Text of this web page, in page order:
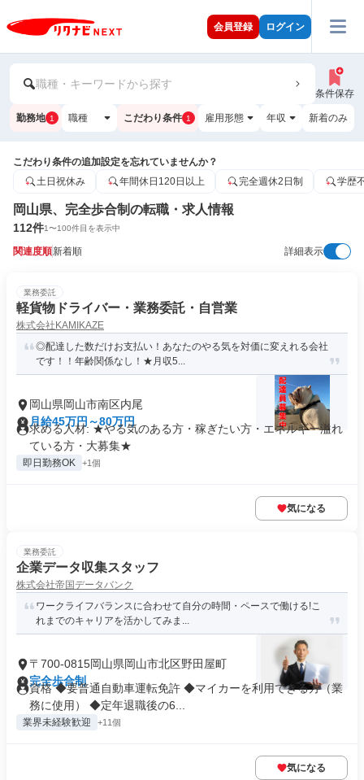
会員登録 ログイン
職種・キーワードから探す
条件保存
勤務地 1 職種 こだわり条件 1 雇用形態 年収 新着のみ
こだわり条件の追加設定を忘れていませんか？
土日祝休み
年間休日120日以上 完全週休2日制 学歴
岡山県、完全歩合制の転職・求人情報
112件1〜100件目を表示中
関連度順新着順 詳細表示
業務委託
軽貨物ドライバー・業務委託・自営業
株式会社KAMIKAZE
◎配達した数だけお支払い！あなたのやる気を対価に変えれる会社
です！！年齢関係なし！★月収5...
岡山県岡山市南区内尾
月給45万円～80万円
求める人材: ★やる気のある方・稼ぎたい方・エネルギー溢れ
ている方・大募集★
即日勤務OK +1個
気になる
業務委託
企業データ収集スタッフ
株式会社帝国データバンク
ワークライフバランスに合わせて自分の時間・ペースで働ける!こ
れまでのキャリアを活かしてみま...
〒700-0815岡山県岡山市北区野田屋町
完全歩合制
資格 ◆要普通自動車運転免許 ◆マイカーを利用できる方（業
務に使用） ◆定年退職後の6...
業界未経験歓迎 +11個
気になる